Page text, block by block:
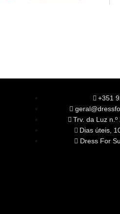
+351
Trv. da Luz
Dias úteis,
Dress For